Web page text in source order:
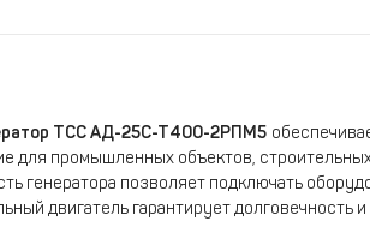
ТСС АД-25С-Т400-2РПМ5
для промышленных объектов,
генератора позволяет подключать
двигатель гарантирует долговечность